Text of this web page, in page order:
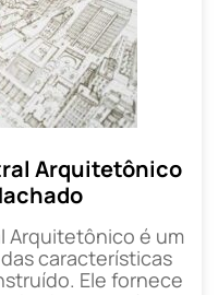
Arquitetônico
Arquitetônico é um
características
Ele fornece